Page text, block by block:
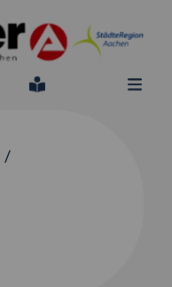
Leichte